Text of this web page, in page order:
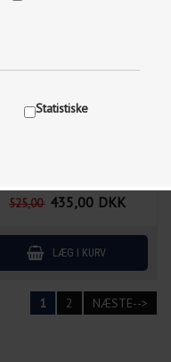
Statistiske
525,00 435,00 DKK
1 2 NÆSTE-->